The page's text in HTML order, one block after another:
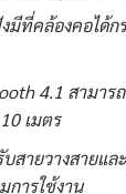
มีที่คล้องคอได้ก
4.1 สามาร
เมตร
สายวางสายแล
การใช้งาน